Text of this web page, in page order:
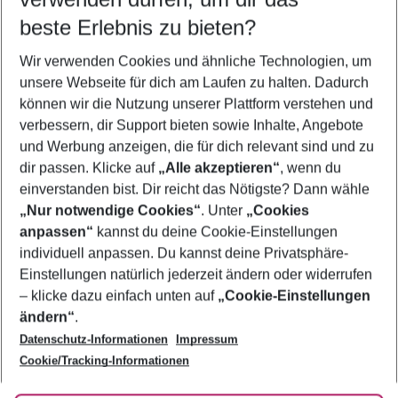
5-8 Nächte
2 Erwachsene Keine Kinder
Mehr Filter anzeigen
Footer
Footer navigation
Über uns
AGB
Bestpreisgarantie
Cookie-Einstellungen ändern
Cookie-Richtlinie
Agenturbetreuung
Barrierefreies Reisen
Folge uns
beste Erlebnis zu bieten?
Wir verwenden Cookies und ähnliche Technologien, um
unsere Webseite für dich am Laufen zu halten. Dadurch
können wir die Nutzung unserer Plattform verstehen und
verbessern, dir Support bieten sowie Inhalte, Angebote
und Werbung anzeigen, die für dich relevant sind und zu
dir passen. Klicke auf „Alle akzeptieren“, wenn du
einverstanden bist. Dir reicht das Nötigste? Dann wähle
„Nur notwendige Cookies“. Unter „Cookies
anpassen“ kannst du deine Cookie-Einstellungen
individuell anpassen. Du kannst deine Privatsphäre-
Einstellungen natürlich jederzeit ändern oder widerrufen
– klicke dazu einfach unten auf „Cookie-Einstellungen
ändern“.
Datenschutz-Informationen
Impressum
Cookie/Tracking-Informationen